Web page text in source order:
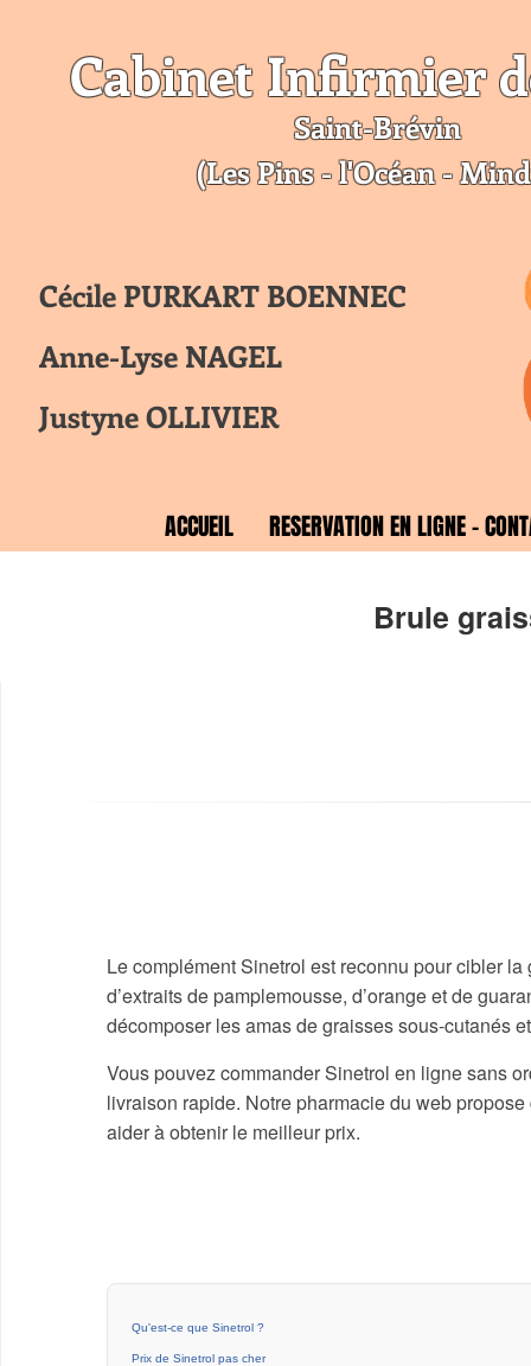
Cabinet Infirmier
Saint-Brévin
(Les Pins - l'Océan -
Cécile PURKART BOENNEC
Anne-Lyse NAGEL
Justyne OLLIVIER
ACCUEIL RESERVATION EN LIGNE -
Brule
Le complément Sinetrol est reconnu pour cibler
d’extraits de pamplemousse, d’orange et de
décomposer les amas de graisses sous-cutanés
Vous pouvez commander Sinetrol en ligne sans
livraison rapide. Notre pharmacie du web
aider à obtenir le meilleur prix.
Qu'est-ce que Sinetrol ?
Prix de Sinetrol pas cher